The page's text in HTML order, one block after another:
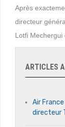
Après
directeur
Lotfi Mechergui
ARTICLES
Air France
directeur